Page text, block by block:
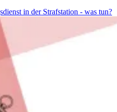
in der Strafstation - was tun?